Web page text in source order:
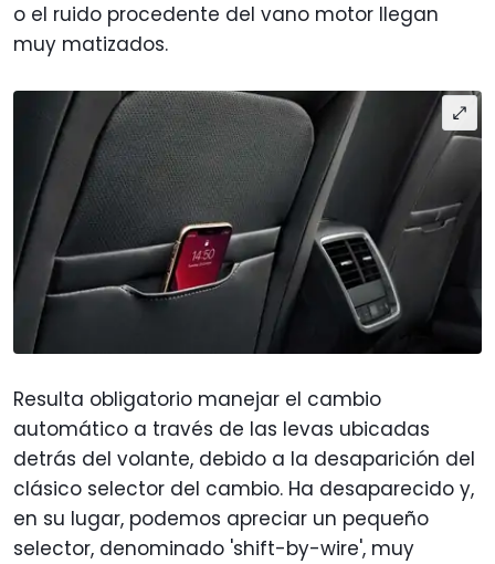
o el ruido procedente del vano motor llegan
muy matizados.
Resulta obligatorio manejar el cambio
automático a través de las levas ubicadas
detrás del volante, debido a la desaparición del
clásico selector del cambio. Ha desaparecido y,
en su lugar, podemos apreciar un pequeño
selector, denominado 'shift-by-wire', muy